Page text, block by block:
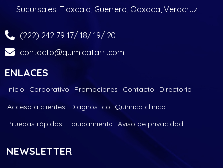
Sucursales: Tlaxcala, Guerrero, Oaxaca, Veracruz
(222) 242 79 17/ 18/ 19/ 20
contacto@quimicatarri.com
ENLACES
Inicio Corporativo Promociones Contacto
Directorio
Acceso a clientes
Diagnóstico
Química clínica
Pruebas rápidas
Equipamiento Aviso de privacidad
NEWSLETTER